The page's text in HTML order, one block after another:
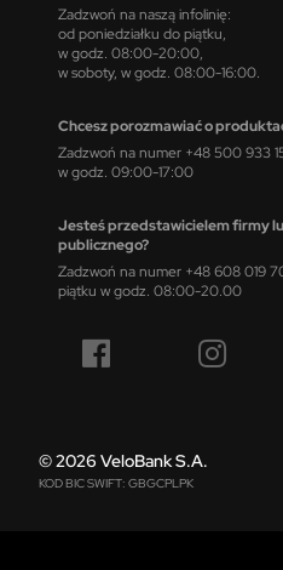
Zadzwoń na naszą infolinię:
od poniedziałku do piątku,
w godz. 08:00-20:00,
w soboty, w godz. 08:00-16:00.
Chcesz porozmawiać o
Zadzwoń na numer +48 500 933
w godz. 09:00-17:00
Jesteś przedstawicielem firmy
publicznego?
Zadzwoń na numer +48 608 019
piątku w godz. 08:00-20.00
© 2026 VeloBank S.A.
KOD BIC SWIFT: GBGCPLPK